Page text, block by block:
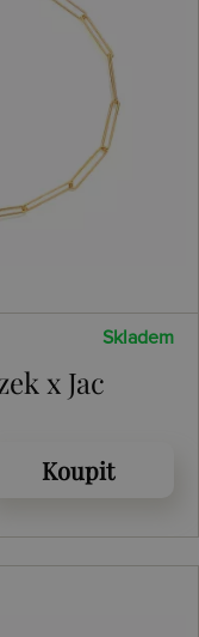
Skladem
x Jac
Koupit